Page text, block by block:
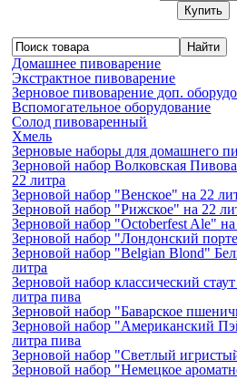
Купить
Домашнее пивоварение
Экстрактное пивоварение
Зерновое пивоварение доп.
Вспомогательное оборудование
Солод пивоваренный
Хмель
Зерновые наборы для домашнего
Зерновой набор Волковская
22 литра
Зерновой набор "Венское" на 22
Зерновой набор "Рижское" на 22
Зерновой набор "Octoberfest Ale"
Зерновой набор "Лондонский
Зерновой набор "Belgian Blond"
литра
Зерновой набор классический
литра пива
Зерновой набор "Баварское
Зерновой набор "Американский
литра пива
Зерновой набор "Светлый
Зерновой набор "Немецкое